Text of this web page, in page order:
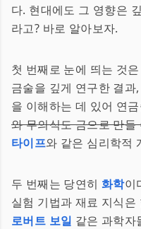
다. 현대에도 그 영향은
라고? 바로 알아보자.
첫 번째로 눈에 띄는 것은
금술을 깊게 연구한 결
을 이해하는 데 있어 연
와 무의식도 금으로 만들
타이프와 같은 심리학적
두 번째는 당연히 화학이
실험 기법과 재료 지식
로버트 보일 같은 과학자